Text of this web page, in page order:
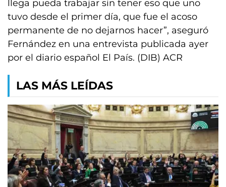
llega pueda trabajar sin tener eso que uno
tuvo desde el primer día, que fue el acoso
permanente de no dejarnos hacer”, aseguró
Fernández en una entrevista publicada ayer
por el diario español El País. (DIB) ACR
LAS MÁS LEÍDAS